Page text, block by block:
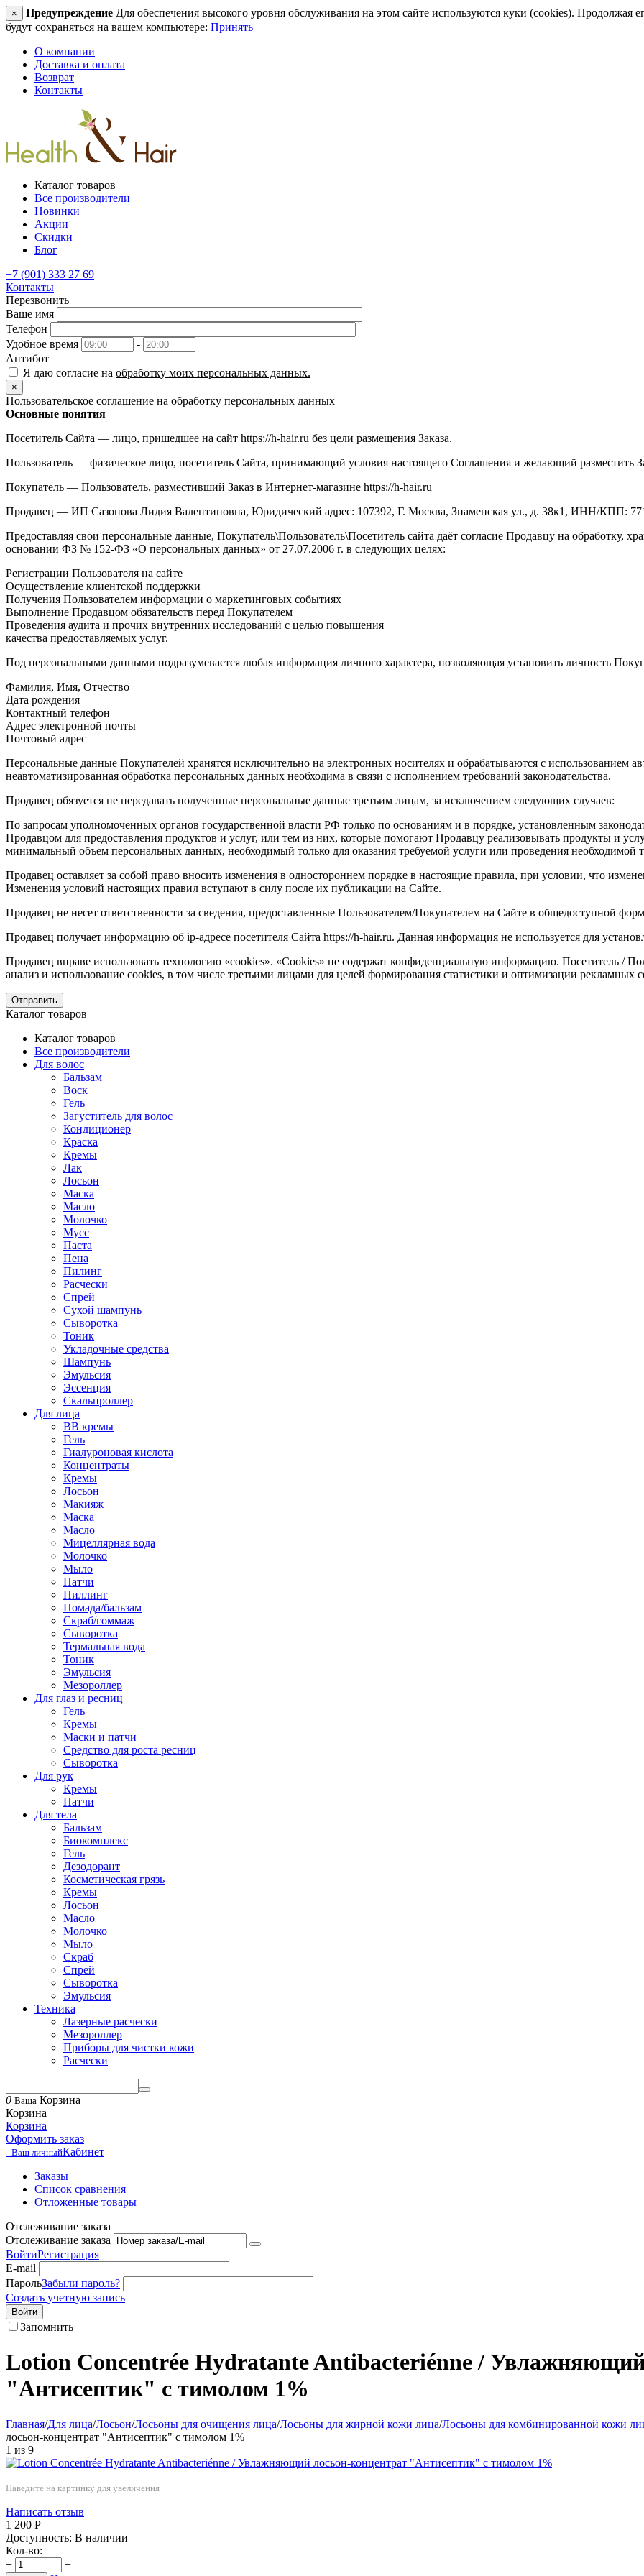
× Предупреждение Для обеспечения высокого уровня обслуживания на этом сайте используются куки (cookies). Продолжая
будут сохраняться на вашем компьютере: Принять
О компании
Доставка и оплата
Возврат
Контакты
Каталог товаров
Все производители
Новинки
Акции
Скидки
Блог
+7 (901) 333 27 69
Контакты
Перезвонить
Ваше имя
Телефон
Удобное время
-
Антибот
Я даю согласие на обработку моих персональных данных.
×
Пользовательское соглашение на обработку персональных данных
Основные понятия
Посетитель Сайта — лицо, пришедшее на сайт https://h-hair.ru без цели размещения Заказа.
Пользователь — физическое лицо, посетитель Сайта, принимающий условия настоящего Соглашения и желающий разместить
Покупатель — Пользователь, разместивший Заказ в Интернет-магазине https://h-hair.ru
Продавец — ИП Сазонова Лидия Валентиновна, Юридический адрес: 107392, Г. Москва, Знаменская ул., д. 38к1, ИНН/КПП:
Предоставляя свои персональные данные, Покупатель\Пользователь\Посетитель сайта даёт согласие Продавцу на обработку,
основании ФЗ № 152-ФЗ «О персональных данных» от 27.07.2006 г. в следующих целях:
Регистрации Пользователя на сайте
Осуществление клиентской поддержки
Получения Пользователем информации о маркетинговых событиях
Выполнение Продавцом обязательств перед Покупателем
Проведения аудита и прочих внутренних исследований с целью повышения
качества предоставляемых услуг.
Под персональными данными подразумевается любая информация личного характера, позволяющая установить личность
Фамилия, Имя, Отчество
Дата рождения
Контактный телефон
Адрес электронной почты
Почтовый адрес
Персональные данные Покупателей хранятся исключительно на электронных носителях и обрабатываются с использованием
неавтоматизированная обработка персональных данных необходима в связи с исполнением требований законодательства.
Продавец обязуется не передавать полученные персональные данные третьим лицам, за исключением следующих случаев:
По запросам уполномоченных органов государственной власти РФ только по основаниям и в порядке, установленным
Продавцом для предоставления продуктов и услуг, или тем из них, которые помогают Продавцу реализовывать продукты и
минимальный объем персональных данных, необходимый только для оказания требуемой услуги или проведения необходимой
Продавец оставляет за собой право вносить изменения в одностороннем порядке в настоящие правила, при условии, что
Изменения условий настоящих правил вступают в силу после их публикации на Сайте.
Продавец не несет ответственности за сведения, предоставленные Пользователем/Покупателем на Сайте в общедоступной
Продавец получает информацию об ip-адресе посетителя Сайта https://h-hair.ru. Данная информация не используется для
Продавец вправе использовать технологию «cookies». «Cookies» не содержат конфиденциальную информацию. Посетитель /
анализ и использование cookies, в том числе третьими лицами для целей формирования статистики и оптимизации рекламных
Отправить
Каталог товаров
Каталог товаров
Все производители
Для волос
Бальзам
Воск
Гель
Загуститель для волос
Кондиционер
Краска
Кремы
Лак
Лосьон
Маска
Масло
Молочко
Мусс
Паста
Пена
Пилинг
Расчески
Спрей
Сухой шампунь
Сыворотка
Тоник
Укладочные средства
Шампунь
Эмульсия
Эссенция
Скальпроллер
Для лица
BB кремы
Гель
Гиалуроновая кислота
Концентраты
Кремы
Лосьон
Макияж
Маска
Масло
Мицеллярная вода
Молочко
Мыло
Патчи
Пиллинг
Помада/бальзам
Скраб/гоммаж
Сыворотка
Термальная вода
Тоник
Эмульсия
Мезороллер
Для глаз и ресниц
Гель
Кремы
Маски и патчи
Средство для роста ресниц
Сыворотка
Для рук
Кремы
Патчи
Для тела
Бальзам
Биокомплекс
Гель
Дезодорант
Косметическая грязь
Кремы
Лосьон
Масло
Молочко
Мыло
Скраб
Спрей
Сыворотка
Эмульсия
Техника
Лазерные расчески
Мезороллер
Приборы для чистки кожи
Расчески
0 Ваша Корзина
Корзина
Корзина
Оформить заказ
Ваш личныйКабинет
Заказы
Список сравнения
Отложенные товары
Отслеживание заказа
Отслеживание заказа
ВойтиРегистрация
E-mail
ПарольЗабыли пароль?
Создать учетную запись
Войти
Запомнить
Lotion Concentrée Hydratante Antibacteriénne / Увлажняющий
"Антисептик" с тимолом 1%
Главная/Для лица/Лосьон/Лосьоны для очищения лица/Лосьоны для жирной кожи лица/Лосьоны для комбинированной кожи
лосьон‐концентрат "Антисептик" с тимолом 1%
1 из 9
Наведите на картинку для увеличения
Написать отзыв
1 200 Р
Доступность: В наличии
Кол-во:
+
−